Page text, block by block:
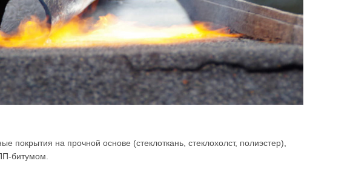
на прочной основе (стеклоткань, стеклохолст, полиэстер),
битумом.